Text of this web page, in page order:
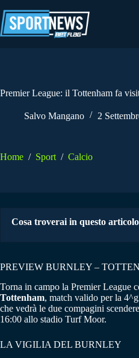
al
contenuto
Premier League: il Tottenham fa
Salvo Mangano 2
Home / Sport / Calcio
Cosa troverai in questo
PREVIEW BURNLEY –
Torna in campo la Premier League
Tottenham, match valido per la
che vedrà le due compagini
16:00 allo stadio Turf Moor.
LA VIGILIA DEL BURNLEY